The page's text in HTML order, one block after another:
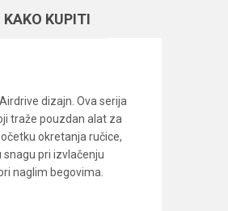
KAKO KUPITI
dizajn. Ova serija
traže pouzdan alat za
okretanja ručice,
pri izvlačenju
naglim begovima.